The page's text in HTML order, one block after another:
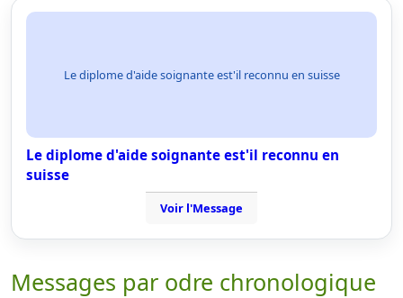
Le diplome d'aide soignante est'il reconnu en suisse
Le diplome d'aide soignante est'il reconnu en
suisse
Voir l'Message
Messages par odre chronologique